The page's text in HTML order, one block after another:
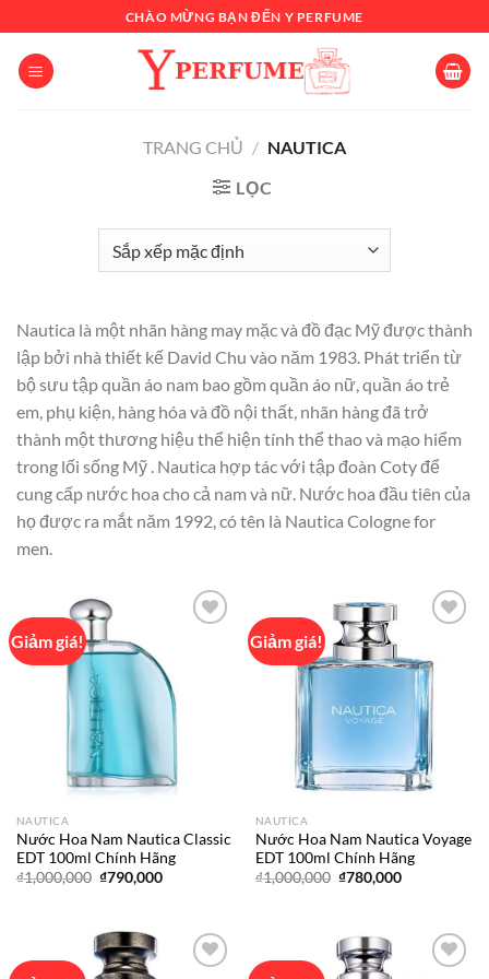
đến
nội
dung
CHÀO MỪNG BẠN ĐẾN Y PERFUME
TRANG CHỦ / NAUTICA
LỌC
Nautica là một nhãn hàng may mặc và đồ đạc Mỹ được thành
lập bởi nhà thiết kế David Chu vào năm 1983. Phát triển từ
bộ sưu tập quần áo nam bao gồm quần áo nữ, quần áo trẻ
em, phụ kiện, hàng hóa và đồ nội thất, nhãn hàng đã trở
thành một thương hiệu thể hiện tính thể thao và mạo hiểm
trong lối sống Mỹ . Nautica hợp tác với tập đoàn Coty để
cung cấp nước hoa cho cả nam và nữ. Nước hoa đầu tiên của
họ được ra mắt năm 1992, có tên là Nautica Cologne for
men.
Giảm giá!
NAUTICA
Nước Hoa Nam Nautica Classic
EDT 100ml Chính Hãng
₫1,000,000 Giá
₫790,000Giá
₫790,000.
Giảm giá!
Add to
wishlist
NAUTICA
Nước Hoa Nam Nautica Voyage
EDT 100ml Chính Hãng
₫1,000,000 Giá
₫780,000Giá
₫780,000.